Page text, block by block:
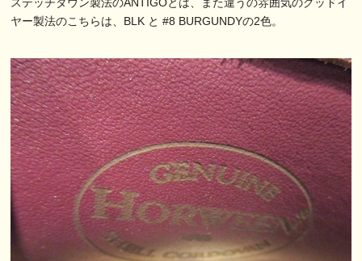
ヤー製法のこちらは、BLK と #8 BURGUNDYの2色。